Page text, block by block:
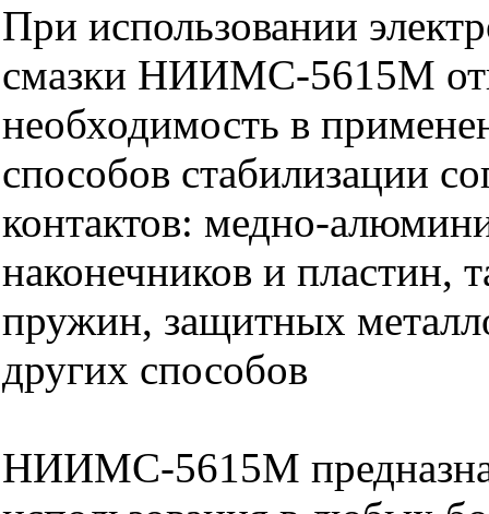
При использовании
смазки НИИМС-5615М
необходимость в
способов стабилизации
контактов: медно-
наконечников и пластин,
пружин, защитных
других способов
НИИМС-5615М